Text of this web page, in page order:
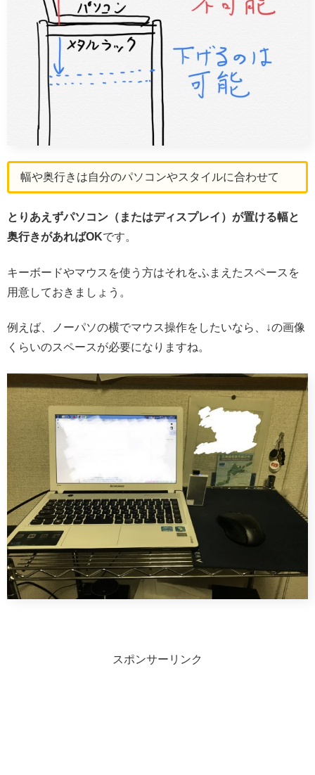
幅や奥行きは自分のパソコンやスタイルに合わせて
とりあえずパソコン（またはディスプレイ）が置ける幅と
奥行きがあればOKです。
キーボードやマウスを使う方はそれをふまえたスペースを
用意しておきましょう。
例えば、ノーパソの横でマウス操作をしたいなら、↓の画像
くらいのスペースが必要になりますね。
スポンサーリンク